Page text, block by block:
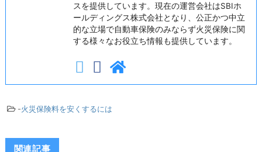
スを提供しています。現在の運営会社はSBIホ
ールディングス株式会社となり、公正かつ中立
的な立場で自動車保険のみならず火災保険に関
する様々なお役立ち情報も提供しています。
-火災保険料を安くするには
関連記事